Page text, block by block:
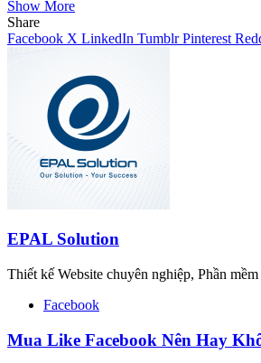
Show More
Share
Facebook X LinkedIn Tumblr Pinterest
EPAL Solution
Thiết kế Website chuyên nghiệp, Phần
Facebook
Mua Like Facebook Nên Hay